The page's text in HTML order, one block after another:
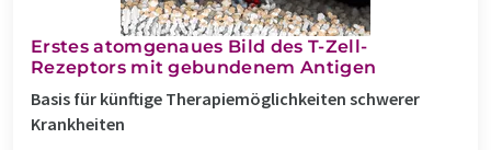
Erstes atomgenaues Bild des T-Zell-
Rezeptors mit gebundenem Antigen
Basis für künftige Therapiemöglichkeiten schwerer
Krankheiten